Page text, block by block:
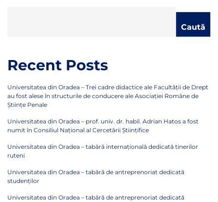
Caută
Recent Posts
Universitatea din Oradea – Trei cadre didactice ale Facultății de Drept
au fost alese în structurile de conducere ale Asociației Române de
Științe Penale
Universitatea din Oradea – prof. univ. dr. habil. Adrian Hatos a fost
numit în Consiliul Național al Cercetării Științifice
Universitatea din Oradea – tabără internațională dedicată tinerilor
ruteni
Universitatea din Oradea – tabără de antreprenoriat dedicată
studenților
Universitatea din Oradea – tabără de antreprenoriat dedicată